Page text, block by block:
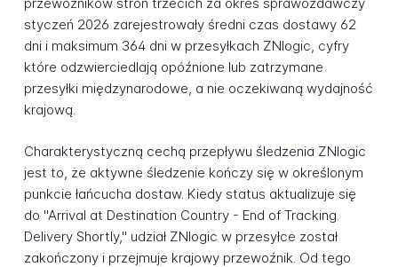
styczeń 2026 zarejestrowały średni czas dostawy 62
dni i maksimum 364 dni w przesyłkach ZNlogic, cyfry
które odzwierciedlają opóźnione lub zatrzymane
przesyłki międzynarodowe, a nie oczekiwaną wydajność
krajową.
Charakterystyczną cechą przepływu śledzenia ZNlogic
jest to, że aktywne śledzenie kończy się w określonym
punkcie łańcucha dostaw. Kiedy status aktualizuje się
do "Arrival at Destination Country - End of Tracking.
Delivery Shortly," udział ZNlogic w przesyłce został
zakończony i przejmuje krajowy przewoźnik. Od tego